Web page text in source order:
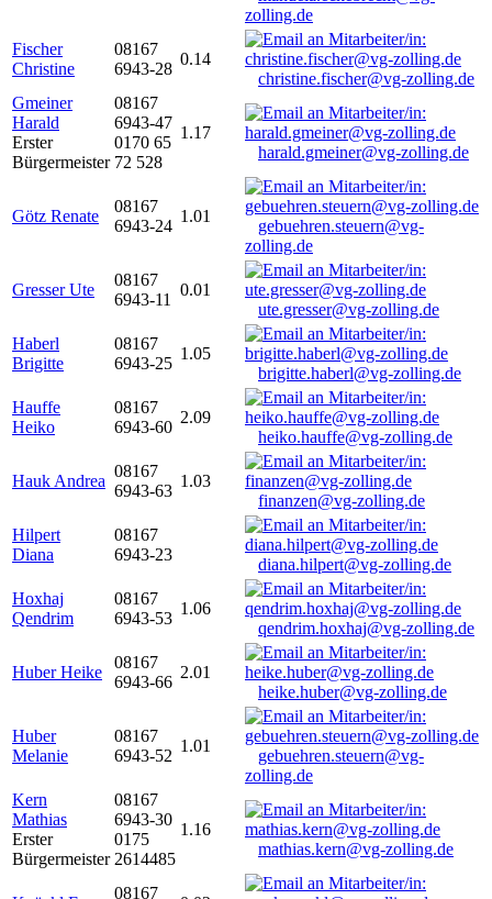
zolling.de
Fischer
Christine
08167
6943-28
0.14
christine.fischer@vg-zolling.de
Gmeiner
Harald
Erster
Bürgermeister
08167
6943-47
0170 65
72 528
1.17
harald.gmeiner@vg-zolling.de
Götz Renate
08167
6943-24
1.01
gebuehren.steuern@vg-
zolling.de
Gresser Ute
08167
6943-11
0.01
ute.gresser@vg-zolling.de
Haberl
Brigitte
08167
6943-25
1.05
brigitte.haberl@vg-zolling.de
Hauffe
Heiko
08167
6943-60
2.09
heiko.hauffe@vg-zolling.de
Hauk Andrea
08167
6943-63
1.03
finanzen@vg-zolling.de
Hilpert
Diana
08167
6943-23
diana.hilpert@vg-zolling.de
Hoxhaj
Qendrim
08167
6943-53
1.06
qendrim.hoxhaj@vg-zolling.de
Huber Heike
08167
6943-66
2.01
heike.huber@vg-zolling.de
Huber
Melanie
08167
6943-52
1.01
gebuehren.steuern@vg-
zolling.de
Kern
Mathias
Erster
Bürgermeister
08167
6943-30
0175
2614485
1.16
mathias.kern@vg-zolling.de
08167